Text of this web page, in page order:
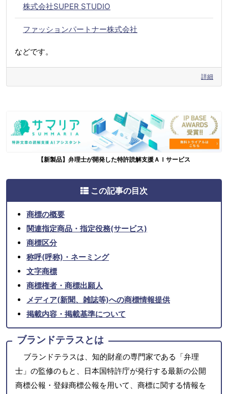
株式会社SUPER STUDIO
ファッションパートナー株式会社
などです。
詳細
【新製品】弁理士が開発した特許読解支援ＡＩサービス
この記事の目次
商標の概要
関連指定商品・指定役務(サービス)
商標区分
称呼(呼称)・ネーミング
文字商標
商標権者・商標出願人
メディア(新聞、雑誌等)への商標情報提供
掲載内容・掲載基準について
ブランドテラスとは
ブランドテラスは、知的財産の専門家である「弁理
士」の監修のもと、日本国特許庁が発行する最新の公開
商標公報・登録商標公報を用いて、商標に関する情報を